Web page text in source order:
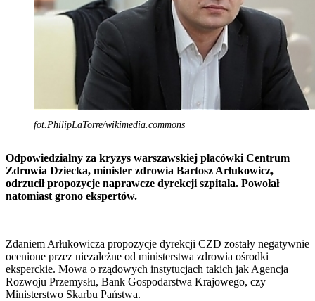
fot.PhilipLaTorre/wikimedia.commons
Odpowiedzialny za kryzys warszawskiej placówki Centrum
Zdrowia Dziecka, minister zdrowia Bartosz Arłukowicz,
odrzucił propozycje naprawcze dyrekcji szpitala. Powołał
natomiast grono ekspertów.
Zdaniem Arłukowicza propozycje dyrekcji CZD zostały negatywnie
ocenione przez niezależne od ministerstwa zdrowia ośrodki
eksperckie. Mowa o rządowych instytucjach takich jak Agencja
Rozwoju Przemysłu, Bank Gospodarstwa Krajowego, czy
Ministerstwo Skarbu Państwa.